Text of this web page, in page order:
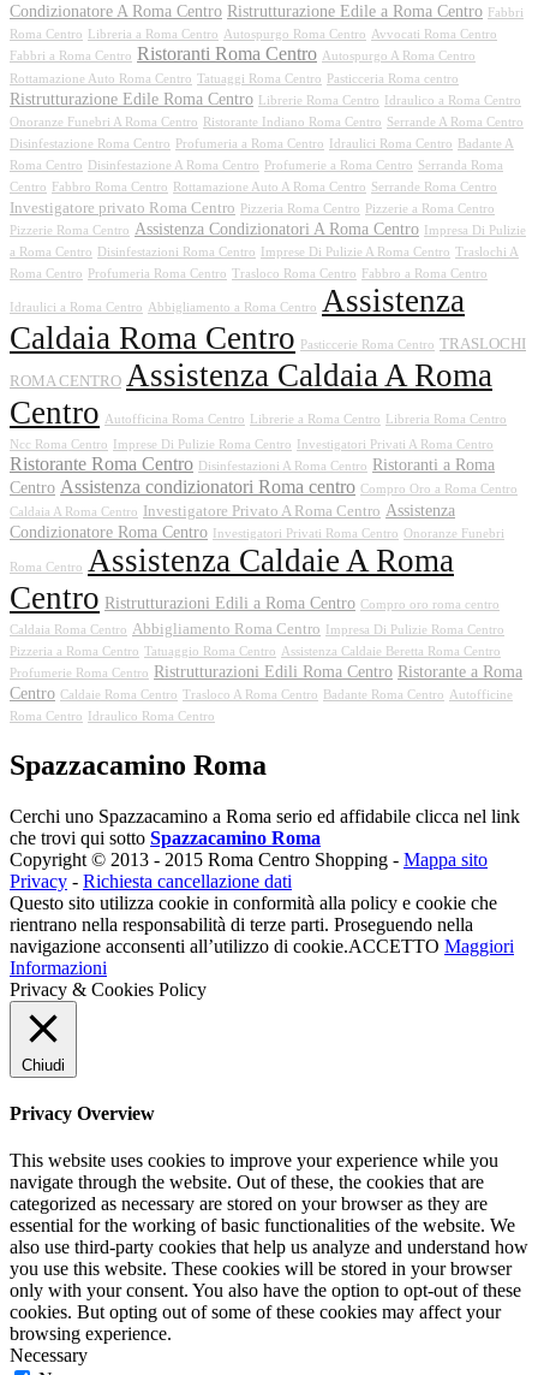
Condizionatore A Roma Centro Ristrutturazione Edile a Roma Centro
Fabbri
Roma Centro
Libreria a Roma Centro Autospurgo Roma Centro Avvocati Roma Centro
Fabbri a Roma Centro Ristoranti Roma Centro Autospurgo A Roma Centro
Rottamazione Auto Roma Centro Tatuaggi Roma Centro Pasticceria Roma centro
Ristrutturazione Edile Roma Centro Librerie Roma Centro
Idraulico a Roma Centro
Onoranze Funebri A Roma Centro
Ristorante Indiano Roma Centro Serrande A Roma Centro
Disinfestazione Roma Centro
Profumeria a Roma Centro Idraulici Roma Centro
Badante A
Roma Centro
Disinfestazione A Roma Centro Profumerie a Roma Centro Serranda Roma
Centro
Fabbro Roma Centro Rottamazione Auto A Roma Centro Serrande Roma Centro
Investigatore privato Roma Centro Pizzeria Roma Centro
Pizzerie a Roma Centro
Pizzerie Roma Centro Assistenza Condizionatori A Roma Centro
Impresa Di Pulizie
a Roma Centro
Disinfestazioni Roma Centro Imprese Di Pulizie A Roma Centro Traslochi A
Roma Centro
Profumeria Roma Centro Trasloco Roma Centro Fabbro a Roma Centro
Idraulici a Roma Centro Abbigliamento a Roma Centro Assistenza
Caldaia Roma Centro
Pasticcerie Roma Centro TRASLOCHI
ROMA CENTRO Assistenza Caldaia A Roma
Centro Autofficina Roma Centro Librerie a Roma Centro
Libreria Roma Centro
Ncc Roma Centro
Imprese Di Pulizie Roma Centro Investigatori Privati A Roma Centro
Ristorante Roma Centro Disinfestazioni A Roma Centro Ristoranti a Roma
Centro Assistenza condizionatori Roma centro Compro Oro a Roma Centro
Caldaia A Roma Centro
Investigatore Privato A Roma Centro Assistenza
Condizionatore Roma Centro
Investigatori Privati Roma Centro Onoranze Funebri
Roma Centro Assistenza Caldaie A Roma
Centro Ristrutturazioni Edili a Roma Centro Compro oro roma centro
Caldaia Roma Centro Abbigliamento Roma Centro
Impresa Di Pulizie Roma Centro
Pizzeria a Roma Centro Tatuaggio Roma Centro Assistenza Caldaie Beretta Roma Centro
Profumerie Roma Centro Ristrutturazioni Edili Roma Centro Ristorante a Roma
Centro Caldaie Roma Centro Trasloco A Roma Centro Badante Roma Centro Autofficine
Roma Centro
Idraulico Roma Centro
Spazzacamino Roma
Cerchi uno Spazzacamino a Roma serio ed affidabile clicca nel link
che trovi qui sotto Spazzacamino Roma
Copyright © 2013 - 2015 Roma Centro Shopping - Mappa sito
Privacy - Richiesta cancellazione dati
Questo sito utilizza cookie in conformità alla policy e cookie che
rientrano nella responsabilità di terze parti. Proseguendo nella
navigazione acconsenti all’utilizzo di cookie.ACCETTO Maggiori
Informazioni
Privacy & Cookies Policy
Chiudi
Privacy Overview
This website uses cookies to improve your experience while you
navigate through the website. Out of these, the cookies that are
categorized as necessary are stored on your browser as they are
essential for the working of basic functionalities of the website. We
also use third-party cookies that help us analyze and understand how
you use this website. These cookies will be stored in your browser
only with your consent. You also have the option to opt-out of these
cookies. But opting out of some of these cookies may affect your
browsing experience.
Necessary